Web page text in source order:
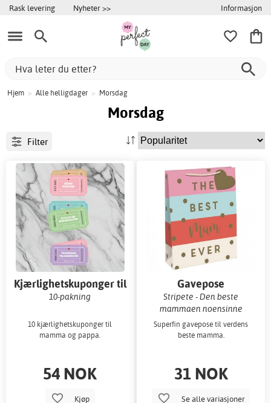
Rask levering Nyheter >> Informasjon
Hjem > Alle helligdager > Morsdag
Morsdag
Filter
Kjærlighetskuponger til
mamma og pappa
10-pakning
10 kjærlighetskuponger til
mamma og pappa.
54 NOK
Kjøp
Gavepose
Stripete - Den beste
mammaen noensinne
Superfin gavepose til verdens
beste mamma.
31 NOK
Se alle variasjoner